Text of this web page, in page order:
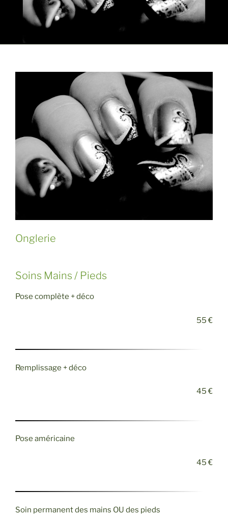
Onglerie
Soins Mains / Pieds
Pose complète + déco
55 €
Remplissage + déco
45 €
Pose américaine
45 €
Soin permanent des mains OU des pieds